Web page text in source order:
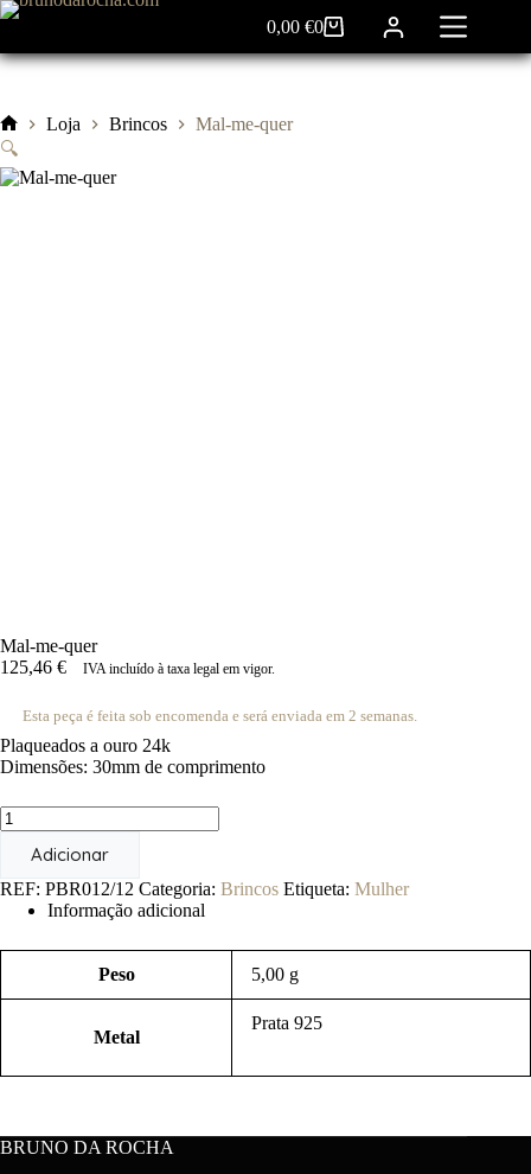
Pular
o
Carrinho
de
0,00€0
Início
Loja Brincos
Mal-me-quer
🔍
Mal-me-quer
125,46 € IVA incluído à taxa legal em vigor.
Esta peça é feita sob encomenda e será enviada em 2 semanas.
Plaqueados a ouro 24k
Dimensões: 30mm de comprimento
Quantidade
de
Mal-
quer
Adicionar
REF: PBR012/12 Categoria: Brincos Etiqueta: Mulher
Informação adicional
Peso 5,00 g
Metal
Prata 925
BRUNO DA ROCHA